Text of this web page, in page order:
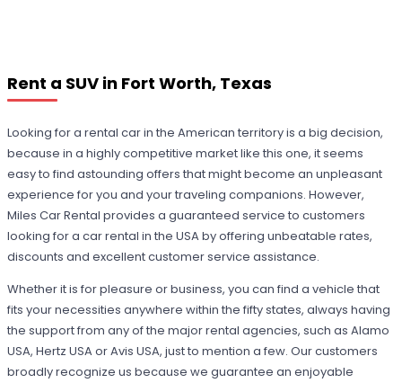
Rent a SUV in Fort Worth, Texas
Looking for a rental car in the American territory is a big decision,
because in a highly competitive market like this one, it seems
easy to find astounding offers that might become an unpleasant
experience for you and your traveling companions. However,
Miles Car Rental provides a guaranteed service to customers
looking for a car rental in the USA by offering unbeatable rates,
discounts and excellent customer service assistance.
Whether it is for pleasure or business, you can find a vehicle that
fits your necessities anywhere within the fifty states, always having
the support from any of the major rental agencies, such as Alamo
USA, Hertz USA or Avis USA, just to mention a few. Our customers
broadly recognize us because we guarantee an enjoyable